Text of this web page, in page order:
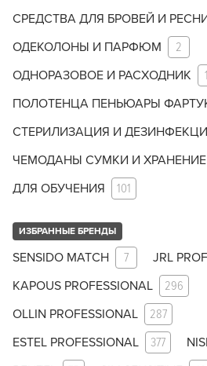
СРЕДСТВА ДЛЯ БРОВЕЙ И
ОДЕКОЛОНЫ И ПАРФЮМ 2
ОДНОРАЗОВОЕ И РАСХОДНИК
ПОЛОТЕНЦА ПЕНЬЮАРЫ
СТЕРИЛИЗАЦИЯ И
ЧЕМОДАНЫ СУМКИ И
ДЛЯ ОБУЧЕНИЯ 101
ИЗБРАННЫЕ БРЕНДЫ
SENSIDO MATCH 7 JRL
KAPOUS PROFESSIONAL 296
OLLIN PROFESSIONAL 287
ESTEL PROFESSIONAL 377